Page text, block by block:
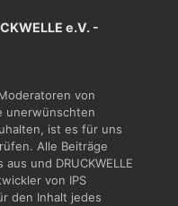
e.V. -
von
unerwünschten
ist es für uns
Alle Beiträge
und DRUCKWELLE
von IPS
den Inhalt jedes